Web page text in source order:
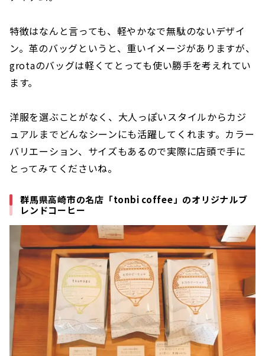
特徴はなんと言っても、軽やかなで無駄のないデザイ
ン。革のバッグというと、重いイメージがありますが、
grotaのバッグは軽くてとっても使い勝手を考えれてい
ます。
洋服を選ぶことがなく、大人っぽいスタイルからカジ
ュアルまでどんなシーンにも活躍してくれます。カラー
バリエーション、サイズもあるので実際に店頭で手に
とってみてくださいね。
群馬県高崎市の名店「tonbi coffee」のオリジナルブ
レンドコーヒー